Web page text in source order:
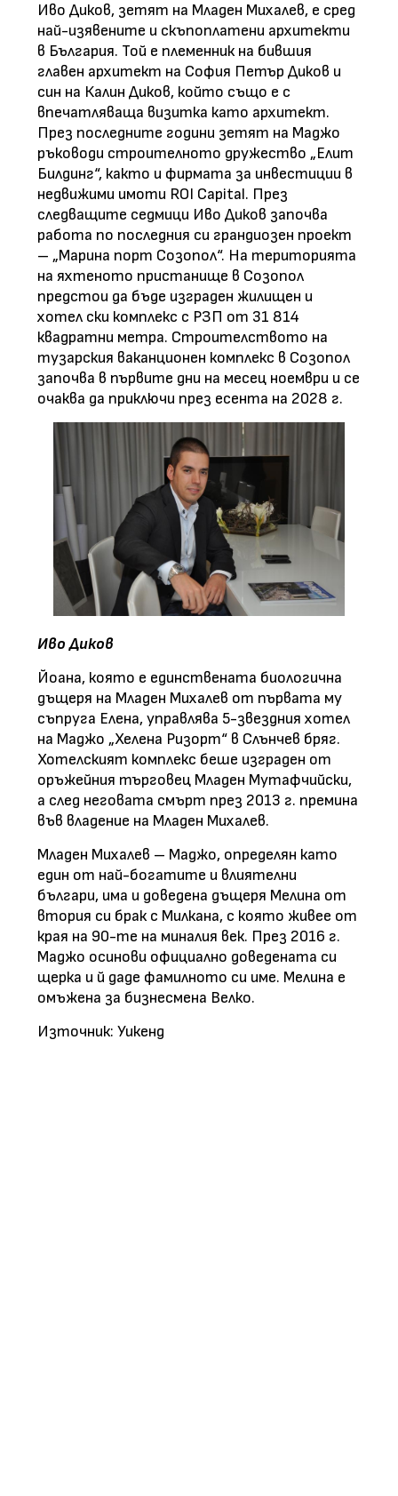
Иво Диков, зетят на Младен Михалев, е сред
най-изявените и скъпоплатени архитекти
в България. Той е племенник на бившия
главен архитект на София Петър Диков и
син на Калин Диков, който също е с
впечатляваща визитка като архитект.
През последните години зетят на Маджо
ръководи строителното дружество „Елит
Билдинг“, както и фирмата за инвестиции в
недвижими имоти ROI Capital. През
следващите седмици Иво Диков започва
работа по последния си грандиозен проект
– „Марина порт Созопол“. На територията
на яхтеното пристанище в Созопол
предстои да бъде изграден жилищен и
хотел ски комплекс с РЗП от 31 814
квадратни метра. Строителството на
тузарския ваканционен комплекс в Созопол
започва в първите дни на месец ноември и се
очаква да приключи през есента на 2028 г.
Иво Диков
Йоана, която е единствената биологична
дъщеря на Младен Михалев от първата му
съпруга Елена, управлява 5-звездния хотел
на Маджо „Хелена Ризорт“ в Слънчев бряг.
Хотелският комплекс беше изграден от
оръжейния търговец Младен Мутафчийски,
а след неговата смърт през 2013 г. премина
във владение на Младен Михалев.
Младен Михалев – Маджо, определян като
един от най-богатите и влиятелни
българи, има и доведена дъщеря Мелина от
втория си брак с Милкана, с която живее от
края на 90-те на миналия век. През 2016 г.
Маджо осинови официално доведената си
щерка и й даде фамилното си име. Мелина е
омъжена за бизнесмена Велко.
Източник: Уикенд